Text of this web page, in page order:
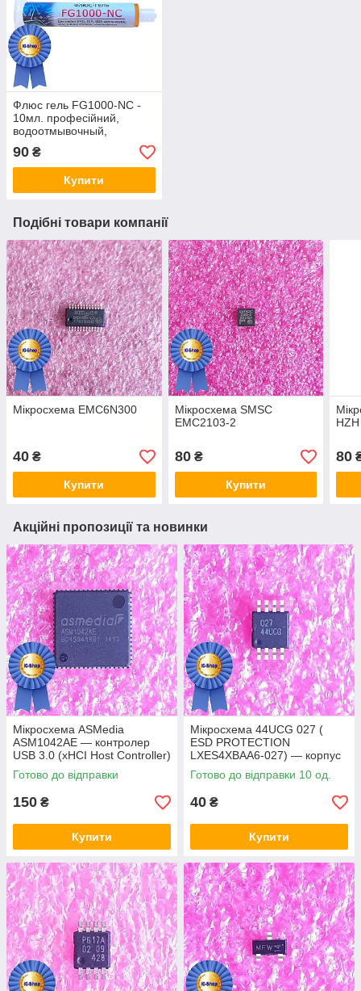
Флюс гель FG1000-NC -
10мл. професійний,
водоотмывочный,
водосмываемый
90 ₴
Купити
Подібні товари компанії
Мікросхема EMC6N300
40 ₴
Купити
Мікросхема SMSC
EMC2103-2
80₴
Купити
HZH
80
Акційні пропозиції та новинки
Мікросхема ASMedia
ASM1042AE — контролер
USB 3.0 (xHCI Host Controller)
Готово до відправки
150 ₴
Купити
Мікросхема 44UCG 027 (
ESD PROTECTION
LXES4XBAA6-027) — корпус
msop8
Готово до відправки 10 од.
40 ₴
Купити